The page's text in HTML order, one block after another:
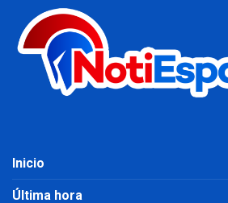
Inicio
Última hora